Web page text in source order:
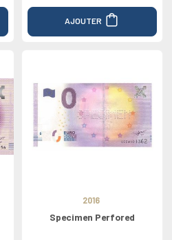
AJOUTER
2016
Specimen Perfored